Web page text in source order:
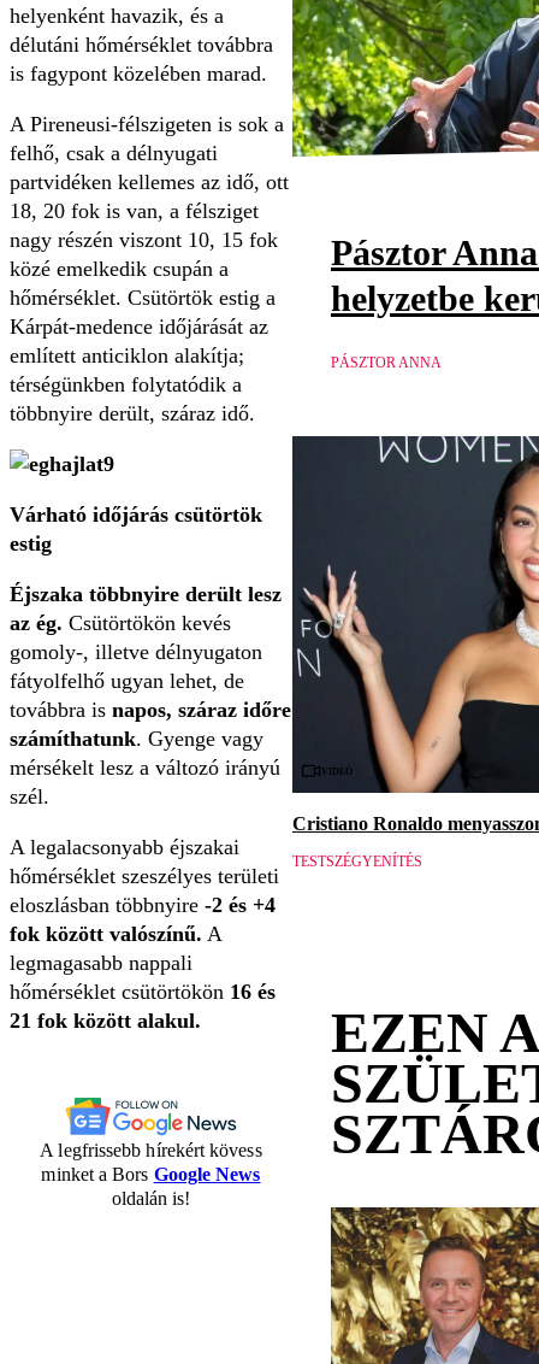
helyenként havazik, és a
délutáni hőmérséklet továbbra
is fagypont közelében marad.
A Pireneusi-félszigeten is sok a
felhő, csak a délnyugati
partvidéken kellemes az idő, ott
18, 20 fok is van, a félsziget
nagy részén viszont 10, 15 fok
közé emelkedik csupán a
hőmérséklet. Csütörtök estig a
Kárpát-medence időjárását az
említett anticiklon alakítja;
térségünkben folytatódik a
többnyire derült, száraz idő.
Várható időjárás csütörtök
estig
Éjszaka többnyire derült lesz
az ég. Csütörtökön kevés
gomoly-, illetve délnyugaton
fátyolfelhő ugyan lehet, de
továbbra is napos, száraz időre
számíthatunk. Gyenge vagy
mérsékelt lesz a változó irányú
szél.
A legalacsonyabb éjszakai
hőmérséklet szeszélyes területi
eloszlásban többnyire -2 és +4
fok között valószínű. A
legmagasabb nappali
hőmérséklet csütörtökön 16 és
21 fok között alakul.
A legfrissebb hírekért kövess
minket a Bors Google News
oldalán is!
Pásztor
helyzetbe
PÁSZTOR ANNA
Videó
Cristiano Ronaldo
TESTSZÉGYENÍTÉS
EZEN